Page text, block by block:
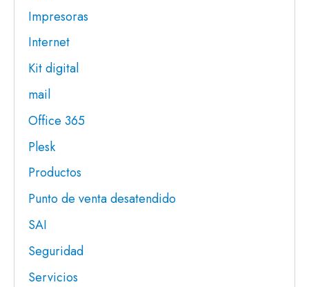
Impresoras
Internet
Kit digital
mail
Office 365
Plesk
Productos
Punto de venta desatendido
SAI
Seguridad
Servicios